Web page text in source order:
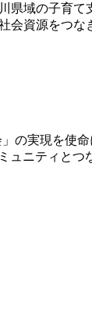
県域の子育て
会資源をつな
の実現を使
ュニティとつ